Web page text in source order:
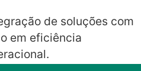
de soluções com
em eficiência